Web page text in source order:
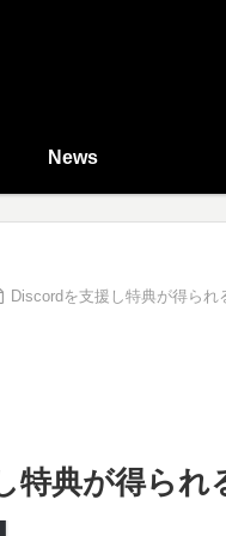
News
Discordを支援し特典が得ら
特典が得ら